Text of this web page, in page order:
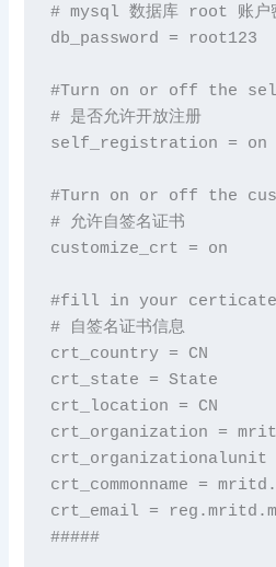
# mysql 数据库 root 账户
db_password = root123
#Turn on or off the
# 是否允许开放注册
self_registration = on
#Turn on or off the
# 允许自签名证书
customize_crt = on
#fill in your
# 自签名证书信息
crt_country = CN
crt_state = State
crt_location = CN
crt_organization =
crt_organizationalunit
crt_commonname =
crt_email =
#####